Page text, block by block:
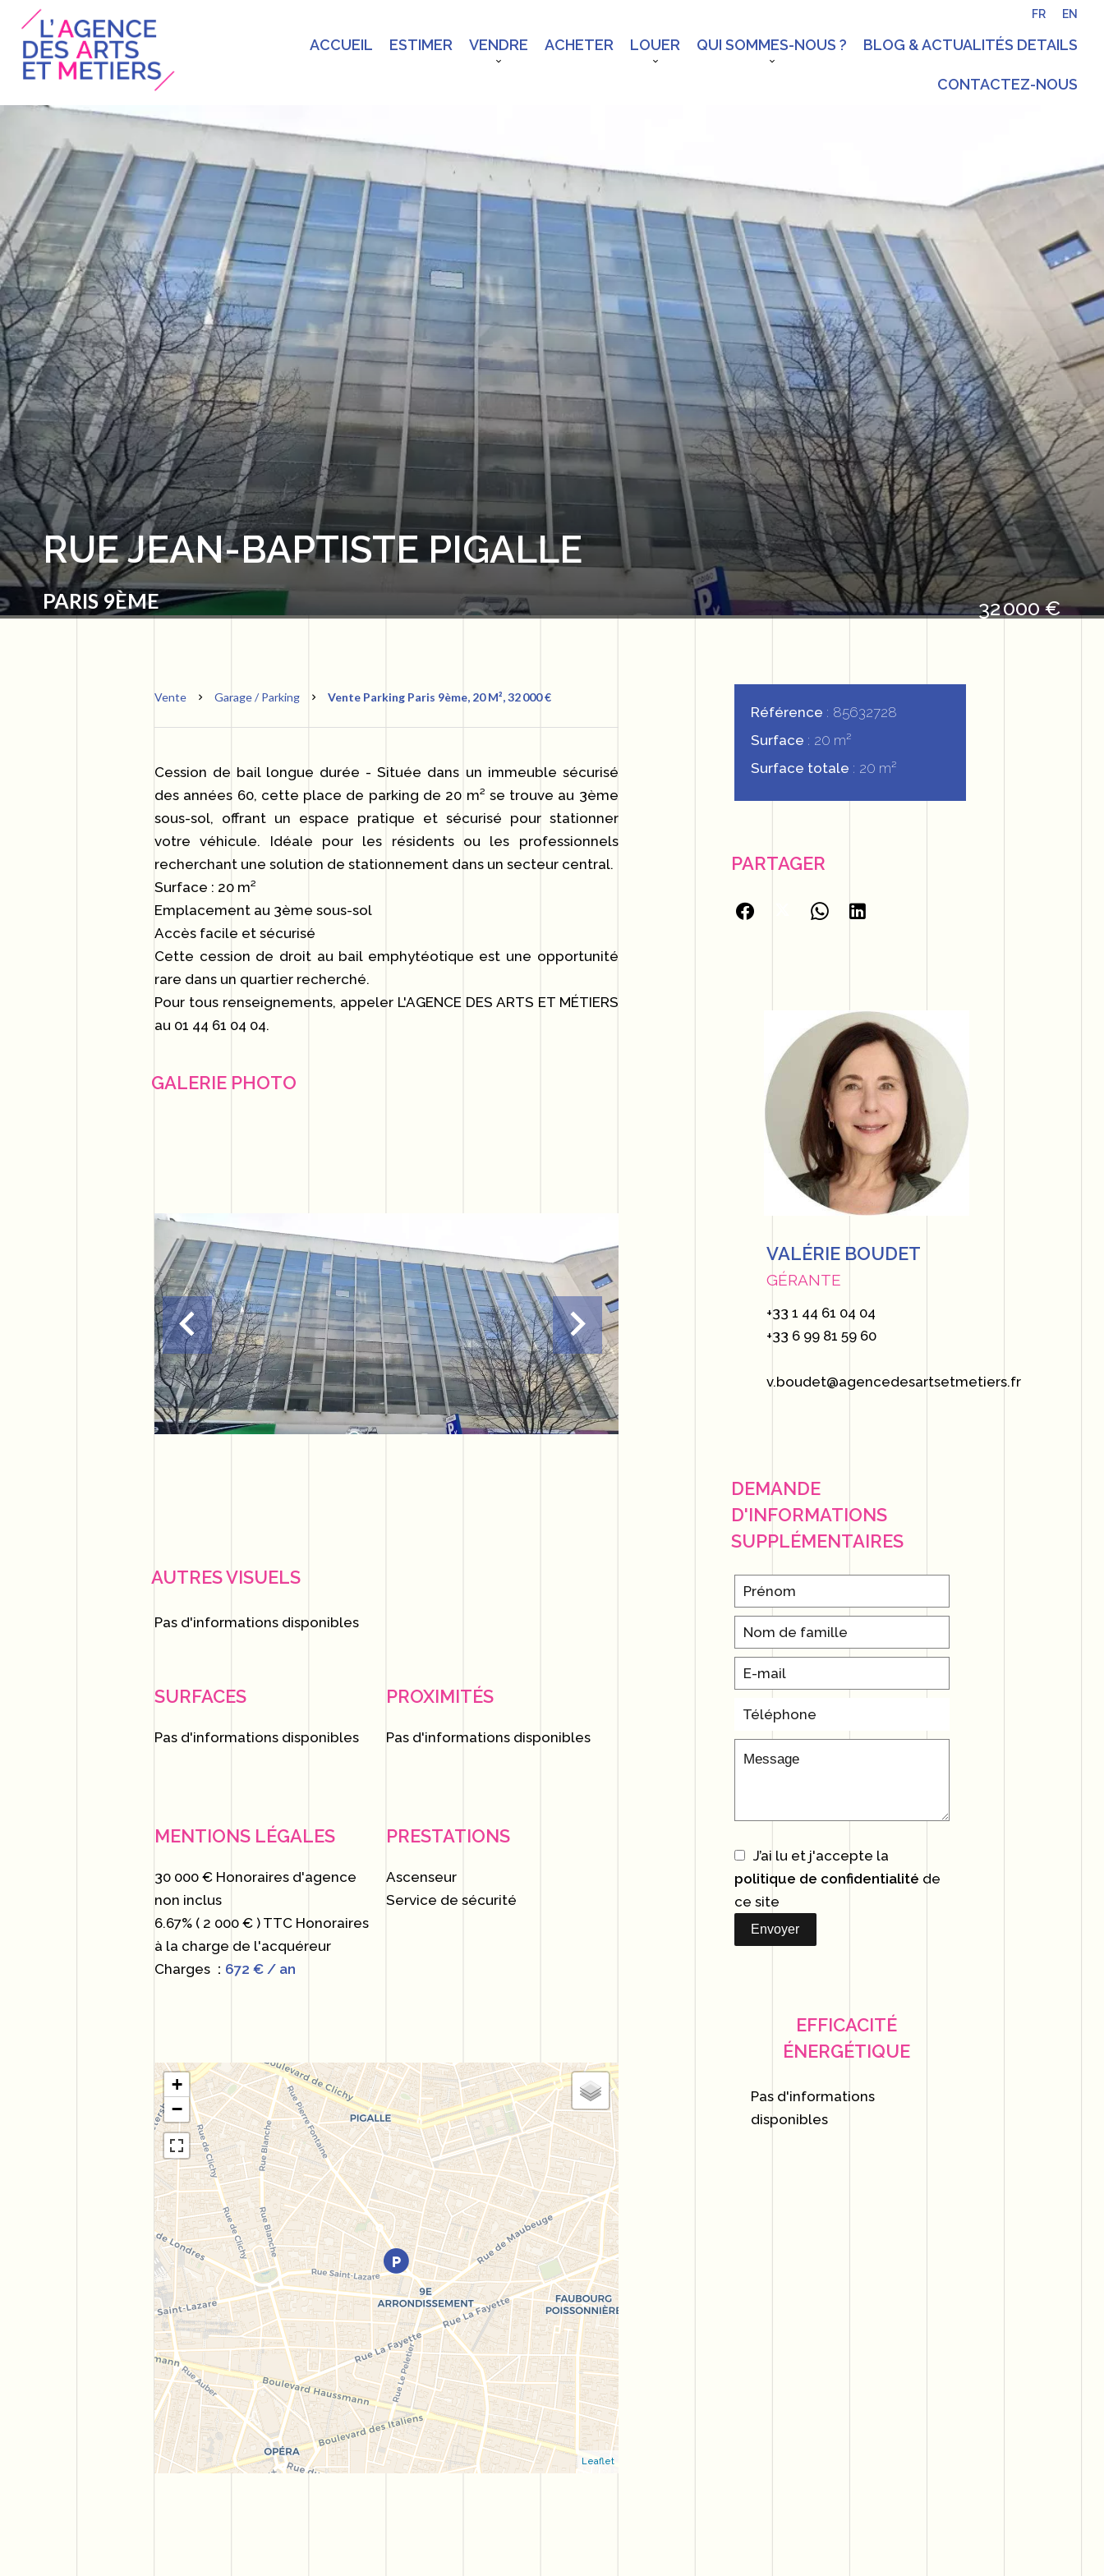
FR EN
ACCUEIL ESTIMER VENDRE ACHETER LOUER QUI SOMMES-NOUS ? BLOG & ACTUALITÉS DETAILS
CONTACTEZ-NOUS
RUE JEAN-BAPTISTE PIGALLE
PARIS 9ÈME 32 000 €
Vente Garage / Parking Vente Parking Paris 9ème, 20 M², 32 000 €
Cession de bail longue durée - Située dans un immeuble sécurisé
des années 60, cette place de parking de 20 m² se trouve au 3ème
sous-sol, offrant un espace pratique et sécurisé pour stationner
votre véhicule. Idéale pour les résidents ou les professionnels
recherchant une solution de stationnement dans un secteur central.
Surface : 20 m²
Emplacement au 3ème sous-sol
Accès facile et sécurisé
Cette cession de droit au bail emphytéotique est une opportunité
rare dans un quartier recherché.
Pour tous renseignements, appeler L'AGENCE DES ARTS ET MÉTIERS
au 01 44 61 04 04.
GALERIE PHOTO
AUTRES VISUELS
Pas d'informations disponibles
SURFACES
Pas d'informations disponibles
PROXIMITÉS
Pas d'informations disponibles
MENTIONS LÉGALES
30 000 € Honoraires d'agence
non inclus
6.67% ( 2 000 € ) TTC Honoraires
à la charge de l'acquéreur
Charges
672 € / an
PRESTATIONS
Ascenseur
Service de sécurité
+
−
Leaflet
Référence
85632728
Surface
20 m²
Surface totale
20 m²
PARTAGER
VALÉRIE BOUDET
GÉRANTE
+33 1 44 61 04 04
+33 6 99 81 59 60
v.boudet@agencedesartsetmetiers.fr
DEMANDE
D'INFORMATIONS
SUPPLÉMENTAIRES
J’ai lu et j'accepte la
politique de confidentialité de
ce site
Envoyer
EFFICACITÉ
ÉNERGÉTIQUE
Pas d'informations
disponibles